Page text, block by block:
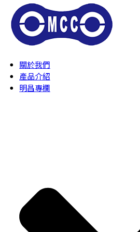
關於我們
產品介紹
明昌專欄